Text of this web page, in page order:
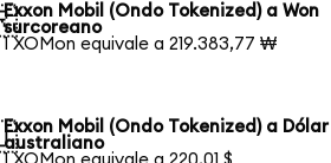
Exxon Mobil (Ondo Tokenized) a Won
surcoreano
1 XOMon equivale a 219.383,77 ₩
Exxon Mobil (Ondo Tokenized) a Dólar
australiano